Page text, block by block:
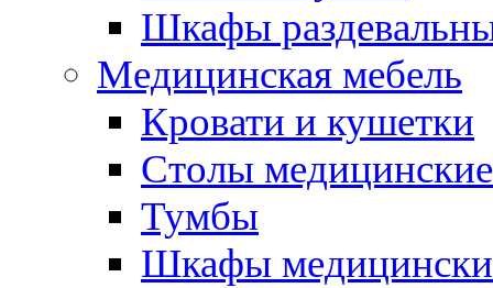
Шкафы
Медицинская мебель
Кровати и кушетки
Столы медицинские
Тумбы
Шкафы